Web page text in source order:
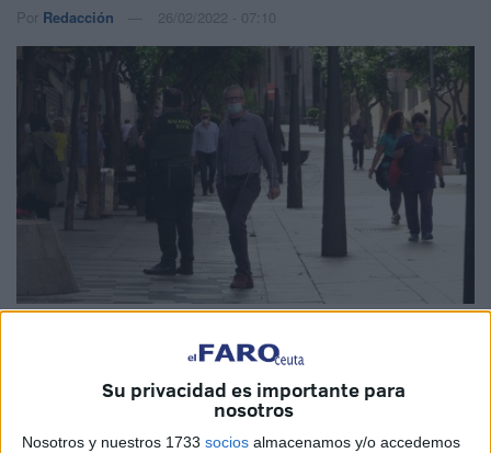
Su privacidad es importante para
nosotros
Nosotros y nuestros 1733 socios almacenamos y/o accedemos
Por Redacción 26/02/2022 - 07:10
Laincidencia acumuladaa 14 días baja de riesgo muy